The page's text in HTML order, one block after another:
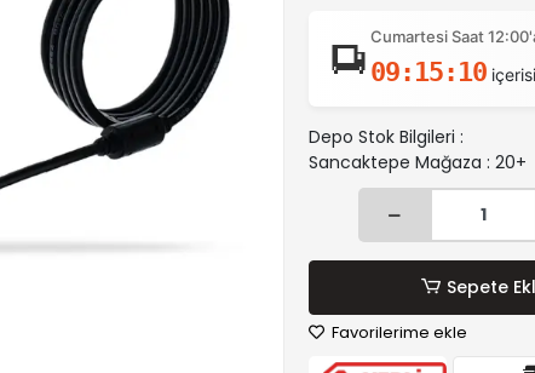
Cumartesi Saat
09:15:09
Depo Stok Bilgileri :
Sancaktepe Mağaza : 20+
Sepete
Favorilerime ekle